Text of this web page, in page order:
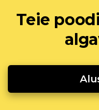
Teie